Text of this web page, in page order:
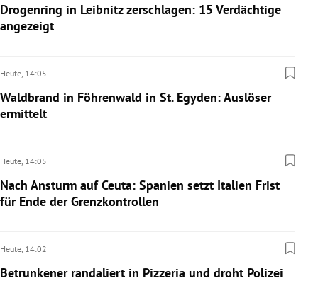
Drogenring in Leibnitz zerschlagen: 15 Verdächtige
angezeigt
Heute, 14:05
Waldbrand in Föhrenwald in St. Egyden: Auslöser
ermittelt
Heute, 14:05
Nach Ansturm auf Ceuta: Spanien setzt Italien Frist
für Ende der Grenzkontrollen
Heute, 14:02
Betrunkener randaliert in Pizzeria und droht Polizei